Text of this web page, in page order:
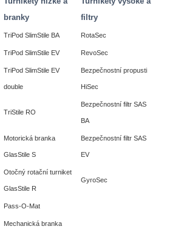
branky
filtry
TriPod SlimStile BA RotaSec
TriPod SlimStile EV RevoSec
TriPod SlimStile EV
double
Bezpečnostní propusti
HiSec
TriStile RO
Bezpečnostní filtr SAS
BA
Motorická branka
GlasStile S
Bezpečnostní filtr SAS
EV
Otočný rotační turniket
GlasStile R
GyroSec
Pass-O-Mat
Mechanická branka